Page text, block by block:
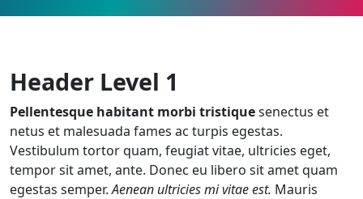
Header Level 1
Pellentesque habitant morbi tristiquesenectus et
netus et malesuada fames ac turpis egestas.
Vestibulum tortor quam, feugiat vitae, ultricies eget,
tempor sit amet, ante. Donec eu libero sit amet quam
egestas semper.Aenean ultricies mi vitae est. Mauris